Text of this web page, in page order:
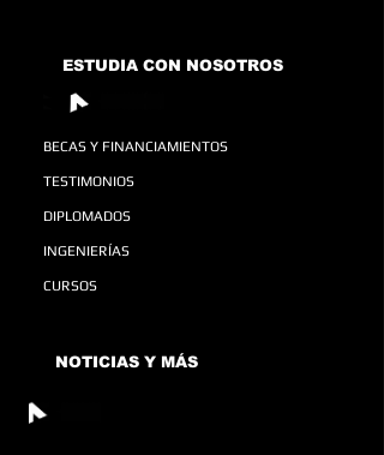
ESTUDIA CON NOSOTROS
BECAS Y FINANCIAMIENTOS
TESTIMONIOS
DIPLOMADOS
INGENIERÍAS
CURSOS
NOTICIAS Y MÁS